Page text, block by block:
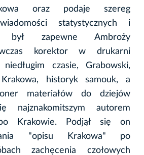
oraz podaje szereg
statystycznych i
był zapewne Ambroży
korektor w drukarni
czasie, Grabowski,
historyk samouk, a
materiałów do dziejów
najznakomitszym autorem
Krakowie. Podjął się on
"opisu Krakowa" po
zachęcenia czołowych